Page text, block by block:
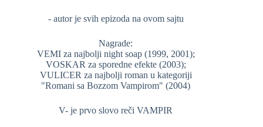
- autor je svih epizoda na ovom sajtu
Nagrade:
VEMI za najbolji night soap (1999, 2001);
VOSKAR za sporedne efekte (2003);
VULICER za najbolji roman u kategoriji
"Romani sa Bozzom Vampirom" (2004)
V- je prvo slovo reči VAMPIR